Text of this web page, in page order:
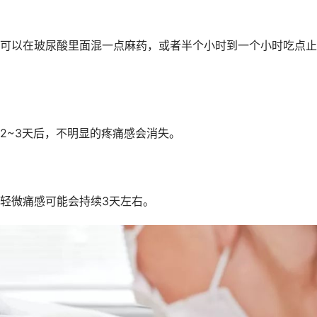
以在玻尿酸里面混一点麻药，或者半个小时到一个小时吃点
天后，不明显的疼痛感会消失。
微痛感可能会持续3天左右。